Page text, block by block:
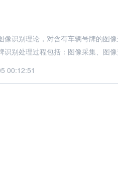
像识别理论，对含有车辆号牌的图
识别处理过程包括：图像采集、图
00:12:51